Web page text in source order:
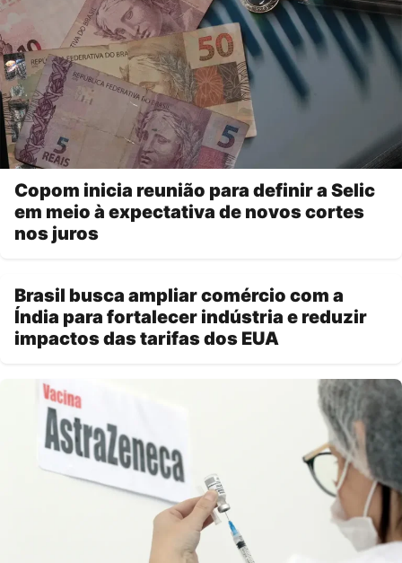
Copom inicia reunião para definir a Selic
em meio à expectativa de novos cortes
nos juros
Brasil busca ampliar comércio com a
Índia para fortalecer indústria e reduzir
impactos das tarifas dos EUA